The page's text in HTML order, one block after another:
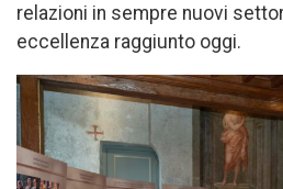
relazioni in sempre nuovi
eccellenza raggiunto oggi.